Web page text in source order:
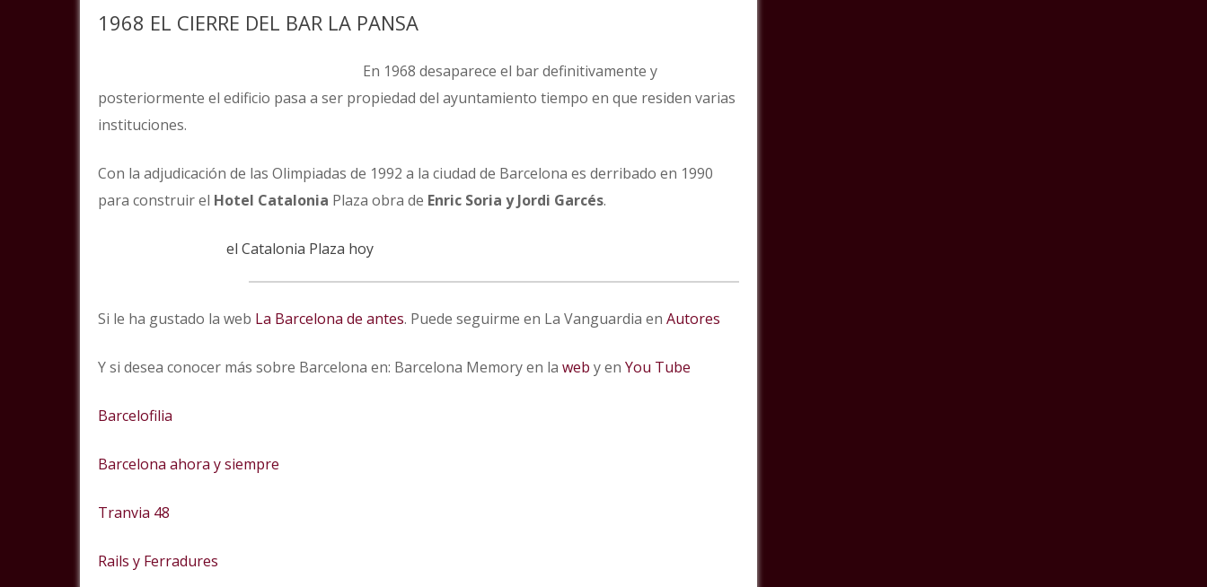
1968 EL CIERRE DEL BAR LA PANSA
En 1968 desaparece el bar definitivamente y
posteriormente el edificio pasa a ser propiedad del ayuntamiento tiempo en que residen varias
instituciones.
Con la adjudicación de las Olimpiadas de 1992 a la ciudad de Barcelona es derribado en 1990
para construir el Hotel Catalonia Plaza obra de Enric Soria y Jordi Garcés.
el Catalonia Plaza hoy
Si le ha gustado la web La Barcelona de antes. Puede seguirme en La Vanguardia en Autores
Y si desea conocer más sobre Barcelona en: Barcelona Memory en la web y en You Tube
Barcelofilia
Barcelona ahora y siempre
Tranvia 48
Rails y Ferradures